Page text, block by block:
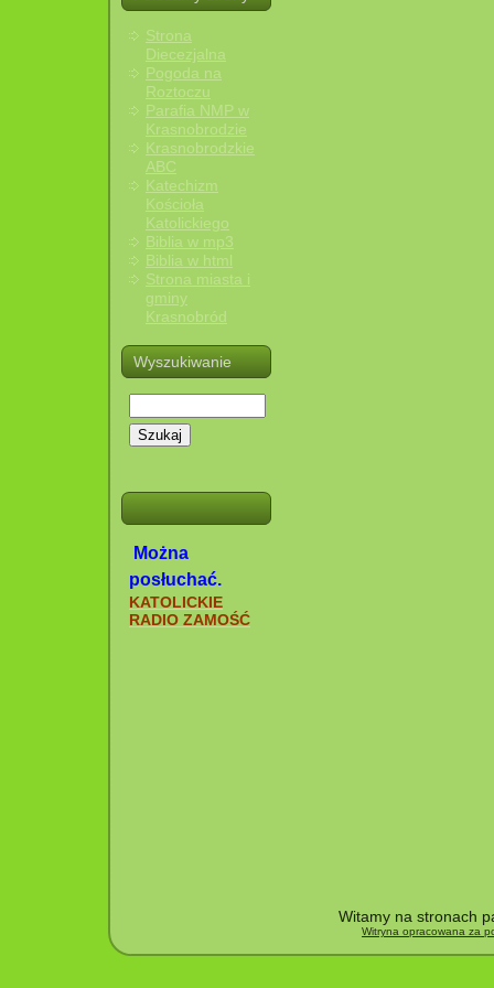
Strona
Diecezjalna
Pogoda na
Roztoczu
Parafia NMP w
Krasnobrodzie
Krasnobrodzkie
ABC
Katechizm
Kościoła
Katolickiego
Biblia w mp3
Biblia w html
Strona miasta i
gminy
Krasnobród
Wyszukiwanie
Szukaj
Można
posłuchać.
KATOLICKIE
RADIO ZAMOŚĆ
Witamy na stronach
Witryna opracowana za